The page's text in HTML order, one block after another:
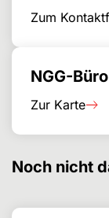
Zum
NGG-
Zur Karte
Noch nicht